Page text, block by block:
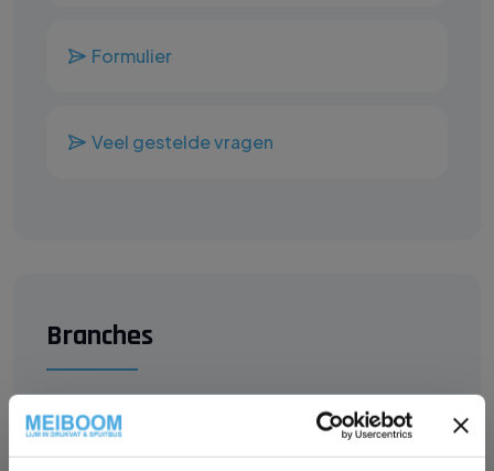
Formulier
Veel gestelde vragen
Branches
Foam en stoffering